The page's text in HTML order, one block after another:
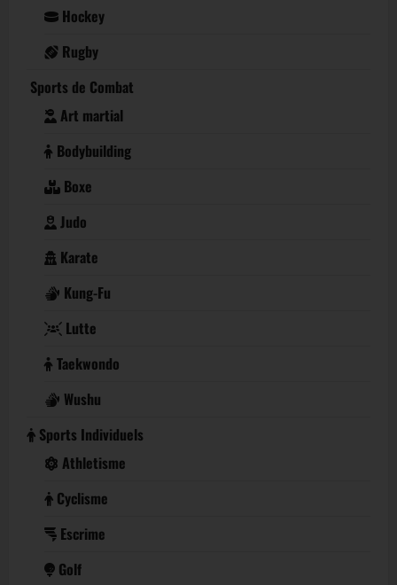
Hockey
Rugby
Sports de Combat
Art martial
Bodybuilding
Boxe
Judo
Karate
Kung-Fu
Lutte
Taekwondo
Wushu
Sports Individuels
Athletisme
Cyclisme
Escrime
Golf